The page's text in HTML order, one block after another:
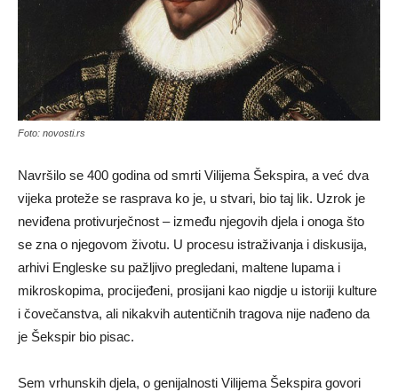
Foto: novosti.rs
Navršilo se 400 godina od smrti Vilijema Šekspira, a već dva
vijeka proteže se rasprava ko je, u stvari, bio taj lik. Uzrok je
neviđena protivurječnost – između njegovih djela i onoga što
se zna o njegovom životu. U procesu istraživanja i diskusija,
arhivi Engleske su pažljivo pregledani, maltene lupama i
mikroskopima, procijeđeni, prosijani kao nigdje u istoriji kulture
i čovečanstva, ali nikakvih autentičnih tragova nije nađeno da
je Šekspir bio pisac.
Sem vrhunskih djela, o genijalnosti Vilijema Šekspira govori